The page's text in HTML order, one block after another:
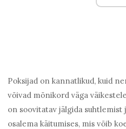
Poksijad on kannatlikud, kuid
võivad mõnikord väga
on soovitatav jälgida suhtlemist
osalema käitumises, mis võib